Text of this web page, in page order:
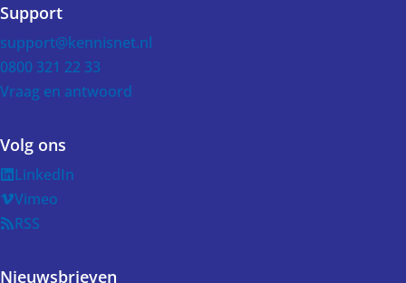
Support
support@kennisnet.nl
0800 321 22 33
Vraag en antwoord
Volg ons
LinkedIn
Vimeo
RSS
Nieuwsbrieven